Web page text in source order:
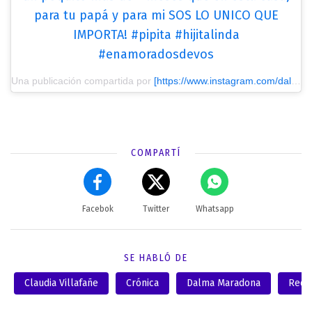
para tu papá y para mi SOS LO UNICO QUE
IMPORTA! #pipita #hijitalinda
#enamoradosdevos
Una publicación compartida por [https://www.instagram.com/dalmaradona/?utm_source=ig_embed&utm_medium=loading] Dalma Maradona
COMPARTÍ
Facebok Twitter Whatsapp
SE HABLÓ DE
Claudia Villafañe Crónica Dalma Maradona